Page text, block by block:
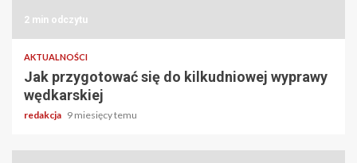
2 min odczytu
AKTUALNOŚCI
Jak przygotować się do kilkudniowej wyprawy
wędkarskiej
redakcja 9 miesięcy temu